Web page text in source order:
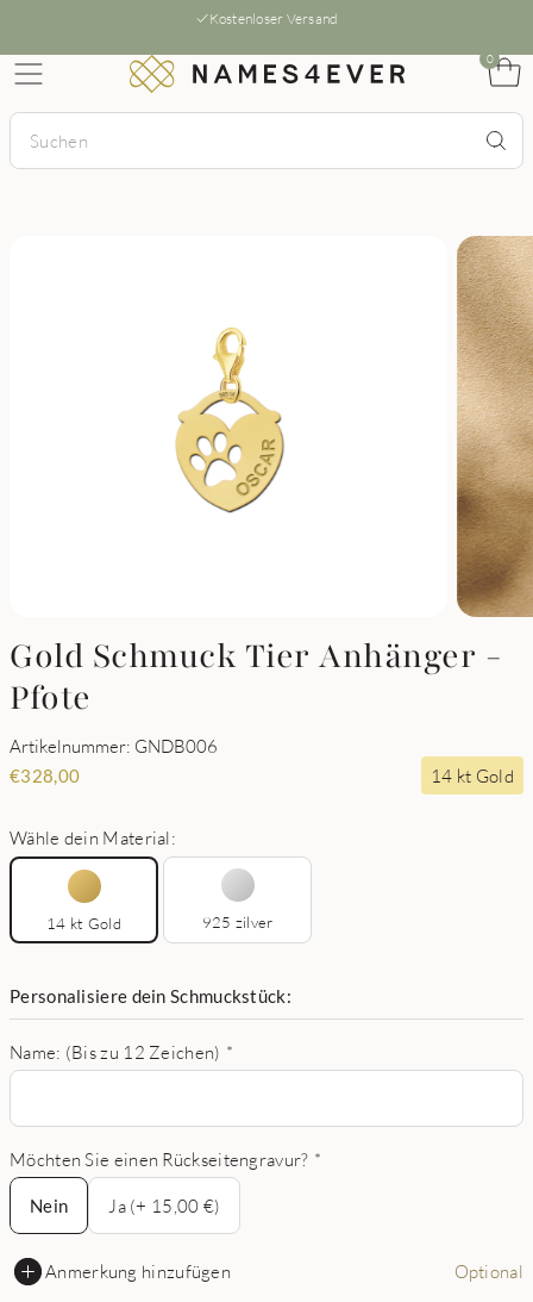
Kostenloser Versand
0
Gold Schmuck Tier Anhänger -
Pfote
Artikelnummer: GNDB006
€328,00 14 kt Gold
Wähle dein Material:
14 kt Gold 925 zilver
Personalisiere dein Schmuckstück:
Name: (Bis zu 12 Zeichen) *
Möchten Sie einen Rückseitengravur? *
Nein
Nein
Ja (+ 15,00 €)
Anmerkung hinzufügen Optional